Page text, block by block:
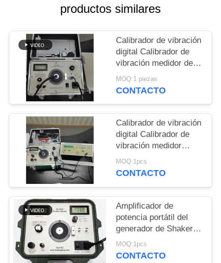
SITIO
PRIVACY
POLICY
productos similares
Calibrador de vibración
digital Calibrador de
vibración medidor de
vibración agitador de
1Hz a 10kHz ajustable
MOQ:1 piezas
CONTACTO
Calibrador de vibración
digital Calibrador de
vibración medidor
Analista de vibración /
probador ISO10816
MOQ:1pcs
CONTACTO
Amplificador de
potencia portátil del
generador de Shaker
Vibration Calibrator
Sine Signal del PDA
MOQ:1pcs
CONTACTO